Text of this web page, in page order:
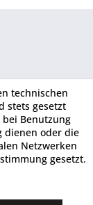
technischen
stets gesetzt
Benutzung
dienen oder die
Netzwerken
gesetzt.